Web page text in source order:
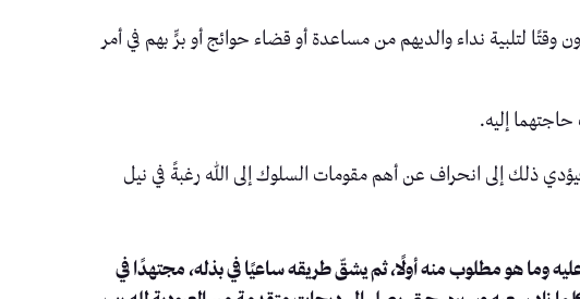
وقتًا لتلبية نداء والديهم من مساعدة أو قضاء حوائج أو برٍّ بهم في أمر
إليه.
ذلك إلى انحراف عن أهم مقومات السلوك إلى الله رغبةً في نيل
وما هو مطلوب منه أولًا، ثم يشقّ طريقه ساعيًا في بذله، مجتهدًا في